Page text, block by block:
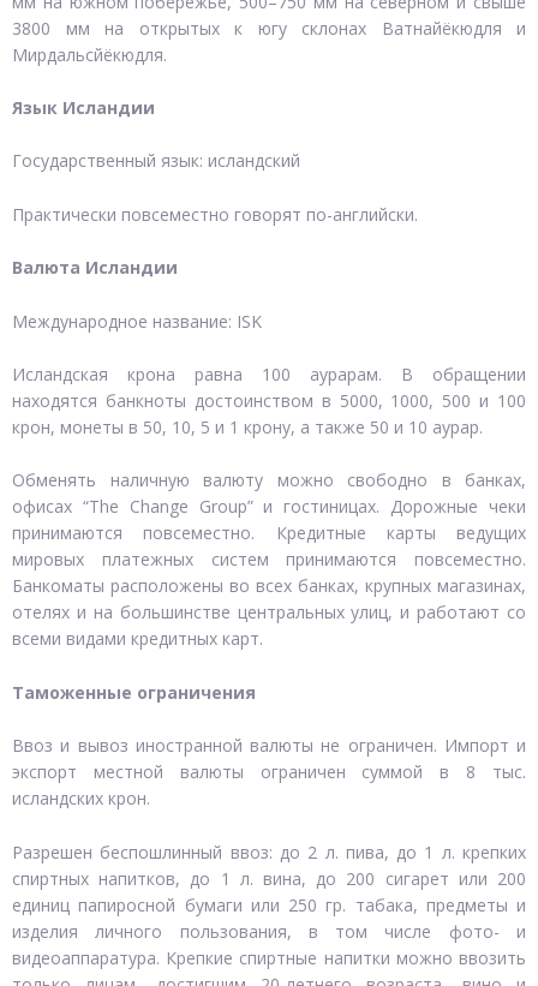
3800 мм на открытых к югу склонах Ватнайёкюдля и
Мирдальсйёкюдля.
Язык Исландии
Государственный язык: исландский
Практически повсеместно говорят по-английски.
Валюта Исландии
Международное название: ISK
Исландская крона равна 100 аурарам. В обращении
находятся банкноты достоинством в 5000, 1000, 500 и 100
крон, монеты в 50, 10, 5 и 1 крону, а также 50 и 10 аурар.
Обменять наличную валюту можно свободно в банках,
офисах “The Change Group” и гостиницах. Дорожные чеки
принимаются повсеместно. Кредитные карты ведущих
мировых платежных систем принимаются повсеместно.
Банкоматы расположены во всех банках, крупных магазинах,
отелях и на большинстве центральных улиц, и работают со
всеми видами кредитных карт.
Таможенные ограничения
Ввоз и вывоз иностранной валюты не ограничен. Импорт и
экспорт местной валюты ограничен суммой в 8 тыс.
исландских крон.
Разрешен беспошлинный ввоз: до 2 л. пива, до 1 л. крепких
спиртных напитков, до 1 л. вина, до 200 сигарет или 200
единиц папиросной бумаги или 250 гр. табака, предметы и
изделия личного пользования, в том числе фото- и
видеоаппаратура. Крепкие спиртные напитки можно ввозить